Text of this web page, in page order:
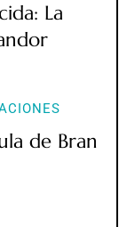
La
de Bran